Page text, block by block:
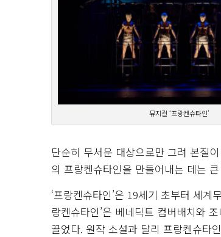
뮤지컬 ‘프랑켄슈타인’
단순히 무서운 대상으로만 그려 본질
의 프랑켄슈타인을 만들어내는 데는
‘프랑켄슈타인’은 19세기 초부터 세
랑켄슈타인’은 베네딕트 컴버배치와
끌었다. 원작 소설과 달리 프랑켄슈타